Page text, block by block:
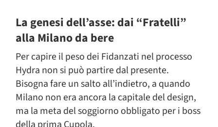
La genesi dell’asse: dai “Fratelli”
alla Milano da bere
Per capire il peso dei Fidanzati nel processo
Hydra non si può partire dal presente.
Bisogna fare un salto all’indietro, a quando
Milano non era ancora la capitale del design,
ma la meta del soggiorno obbligato per i boss